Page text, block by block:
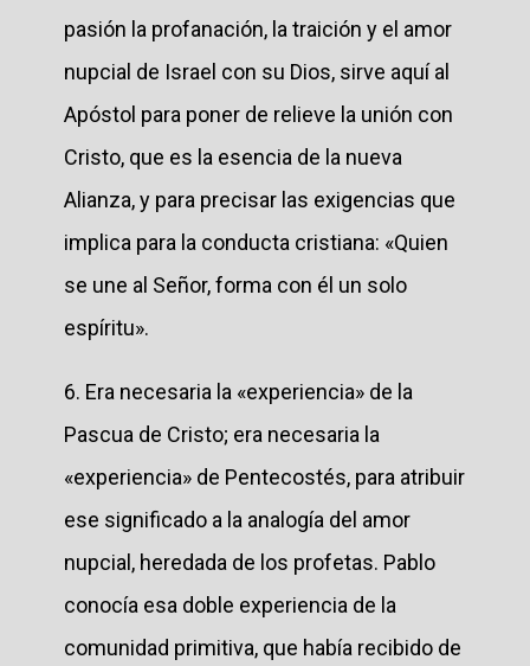
pasión la profanación, la traición y el amor
nupcial de Israel con su Dios, sirve aquí al
Apóstol para poner de relieve la unión con
Cristo, que es la esencia de la nueva
Alianza, y para precisar las exigencias que
implica para la conducta cristiana: «Quien
se une al Señor, forma con él un solo
espíritu».
6. Era necesaria la «experiencia» de la
Pascua de Cristo; era necesaria la
«experiencia» de Pentecostés, para atribuir
ese significado a la analogía del amor
nupcial, heredada de los profetas. Pablo
conocía esa doble experiencia de la
comunidad primitiva, que había recibido de